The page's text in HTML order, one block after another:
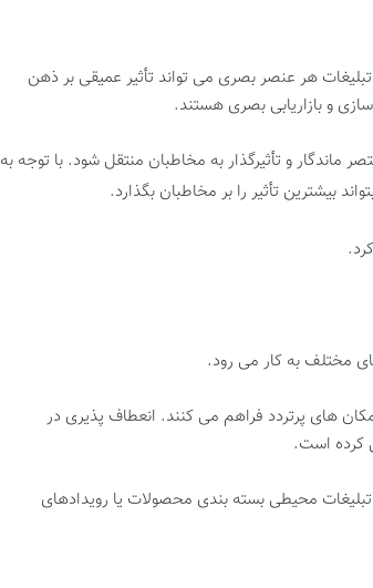
تبلیغات هر عنصر بصری می تواند تأثیر عمیقی بر ذهن
و بازاریابی بصری هستند.
و تأثیرگذار به مخاطبان منتقل شود. با توجه به
بیشترین تأثیر را بر مخاطبان بگذارد.
.
مختلف به کار می رود.
های پرتردد فراهم می کنند. انعطاف پذیری در
کرده است.
محیطی بسته بندی محصولات یا رویدادهای